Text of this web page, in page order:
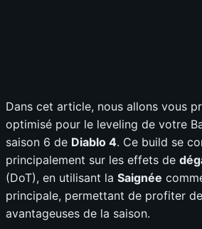
Dans cet article, nous allons vous
optimisé pour le leveling de votre
saison 6 de Diablo 4. Ce build se
principalement sur les effets de
(DoT), en utilisant la Saignée
principale, permettant de profiter
avantageuses de la saison.